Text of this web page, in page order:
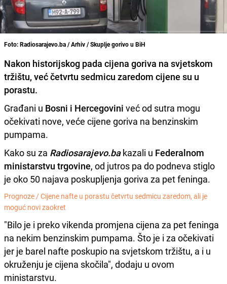
Foto: Radiosarajevo.ba / Arhiv / Skuplje gorivo u BiH
Nakon historijskog pada cijena goriva na svjetskom
tržištu, već četvrtu sedmicu zaredom cijene su u
porastu.
Građani u Bosni i Hercegovini već od sutra mogu
očekivati nove, veće cijene goriva na benzinskim
pumpama.
Kako su za Radiosarajevo.bakazali u Federalnom
ministarstvu trgovine, od jutros pa do podneva stiglo
je oko 50 najava poskupljenja goriva za pet feninga.
Prognoze /Cijene nafte u porastu četvrtu sedmicu zaredom, ali je
moguć novi zaokret
"Bilo je i preko vikenda promjena cijena za pet feninga
na nekim benzinskim pumpama. Što je i za očekivati
jer je barel nafte poskupio na svjetskom tržištu, a i u
okruženju je cijena skočila", dodaju u ovom
ministarstvu.